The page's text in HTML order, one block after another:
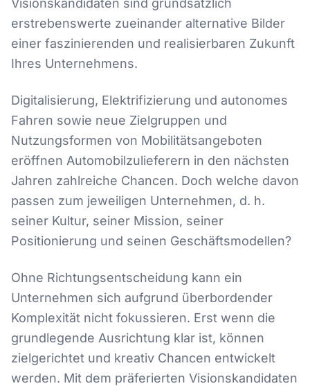
Visionskandidaten sind grundsätzlich
erstrebenswerte zueinander alternative Bilder
einer faszinierenden und realisierbaren Zukunft
Ihres Unternehmens.
Digitalisierung, Elektrifizierung und autonomes
Fahren sowie neue Zielgruppen und
Nutzungsformen von Mobilitätsangeboten
eröffnen Automobilzulieferern in den nächsten
Jahren zahlreiche Chancen. Doch welche davon
passen zum jeweiligen Unternehmen, d. h.
seiner Kultur, seiner Mission, seiner
Positionierung und seinen Geschäftsmodellen?
Ohne Richtungsentscheidung kann ein
Unternehmen sich aufgrund überbordender
Komplexität nicht fokussieren. Erst wenn die
grundlegende Ausrichtung klar ist, können
zielgerichtet und kreativ Chancen entwickelt
werden. Mit dem präferierten Visionskandidaten